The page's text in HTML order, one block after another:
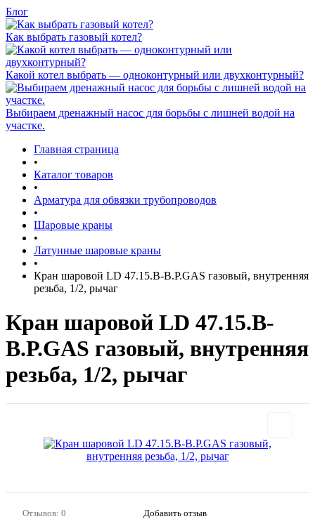
Блог
Как выбрать газовый котел?
Какой котел выбрать — одноконтурный или двухконтурный?
Выбираем дренажный насос для борьбы с лишней водой на
участке.
Главная страница
•
Каталог товаров
•
Арматура для обвязки трубопроводов
•
Шаровые краны
•
Латунные шаровые краны
•
Кран шаровой LD 47.15.B-B.Р.GAS газовый, внутренняя
резьба, 1/2, рычаг
Кран шаровой LD 47.15.B-
B.Р.GAS газовый, внутренняя
резьба, 1/2, рычаг
Отзывов: 0 Добавить отзыв